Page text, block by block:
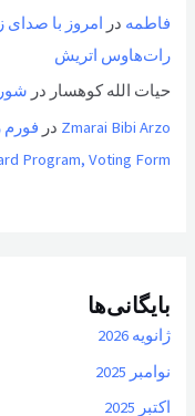
فاطمه در امروز با صدای
رات‌هاوس اتریش
حیات الله کوهسار در
Zmarai Bibi Arzo در فورم
Program, Voting Form
بایگانی‌ها
ژانویه 2026
نوامبر 2025
اکتبر 2025